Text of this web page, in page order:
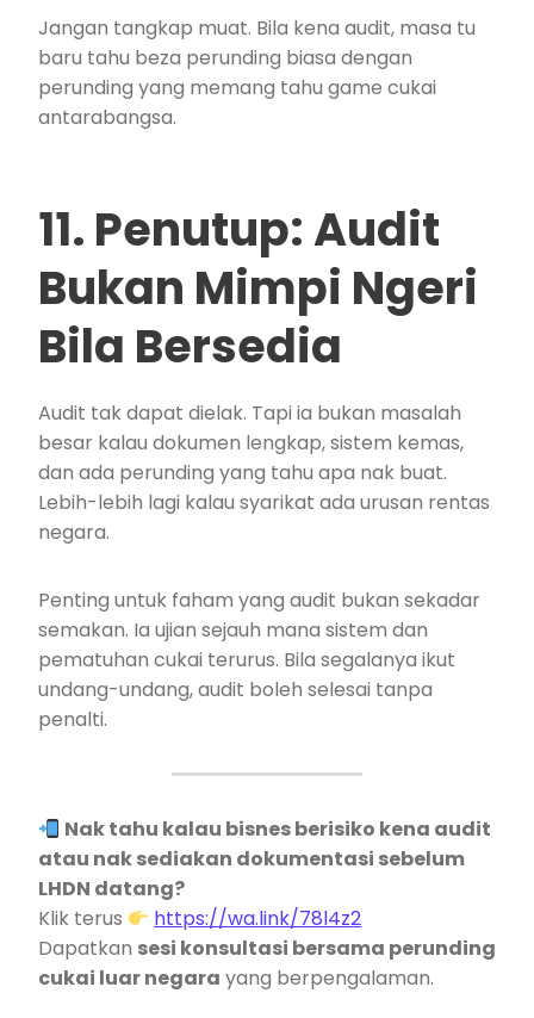
Jangan tangkap muat. Bila kena audit, masa tu
baru tahu beza perunding biasa dengan
perunding yang memang tahu game cukai
antarabangsa.
11. Penutup: Audit
Bukan Mimpi Ngeri
Bila Bersedia
Audit tak dapat dielak. Tapi ia bukan masalah
besar kalau dokumen lengkap, sistem kemas,
dan ada perunding yang tahu apa nak buat.
Lebih-lebih lagi kalau syarikat ada urusan rentas
negara.
Penting untuk faham yang audit bukan sekadar
semakan. Ia ujian sejauh mana sistem dan
pematuhan cukai terurus. Bila segalanya ikut
undang-undang, audit boleh selesai tanpa
penalti.
Nak tahu kalau bisnes berisiko kena audit
atau nak sediakan dokumentasi sebelum
LHDN datang?
Klik terus
https://wa.link/78l4z2
Dapatkan sesi konsultasi bersama perunding
cukai luar negara yang berpengalaman.